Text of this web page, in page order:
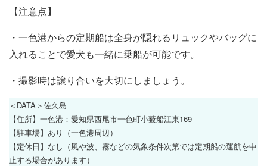
【注意点】
・一色港からの定期船は全身が隠れるリュックやバッグに
入れることで愛犬も一緒に乗船が可能です。
・撮影時は譲り合いを大切にしましょう。
＜DATA＞佐久島
【住所】一色港：愛知県西尾市一色町小薮船江東169
【駐車場】あり（一色港周辺）
【定休日】なし（風や波、霧などの気象条件次第では定期船の運航を中
止する場合があります）